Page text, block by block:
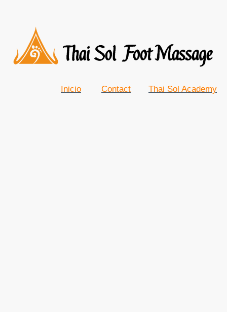
Inicio Contact Thai Sol Academy